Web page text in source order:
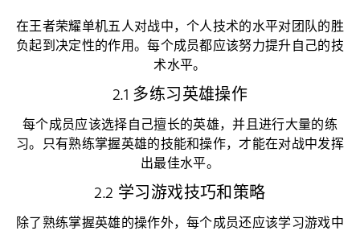
在王者荣耀单机五人对战中，个人技术的水平对团队的胜
负起到决定性的作用。每个成员都应该努力提升自己的技
术水平。
2.1 多练习英雄操作
每个成员应该选择自己擅长的英雄，并且进行大量的练
习。只有熟练掌握英雄的技能和操作，才能在对战中发挥
出最佳水平。
2.2 学习游戏技巧和策略
除了熟练掌握英雄的操作外，每个成员还应该学习游戏中